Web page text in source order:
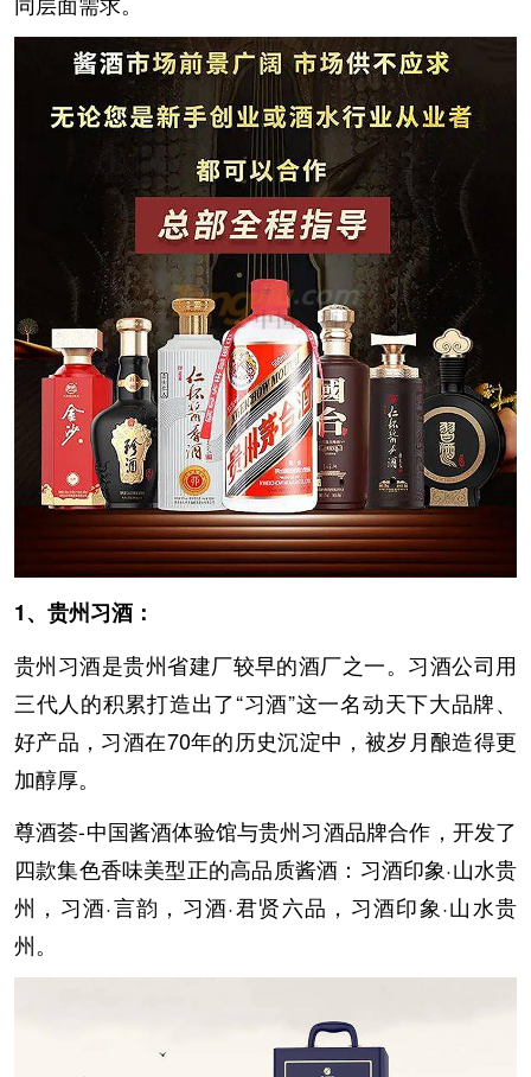
1、贵州习酒：
贵州习酒是贵州省建厂较早的酒厂之一。习酒公司用
三代人的积累打造出了“习酒”这一名动天下大品牌、
好产品，习酒在70年的历史沉淀中，被岁月酿造得更
加醇厚。
尊酒荟-中国酱酒体验馆与贵州习酒品牌合作，开发了
四款集色香味美型正的高品质酱酒：习酒印象·山水贵
州，习酒·言韵，习酒·君贤六品，习酒印象·山水贵
州。